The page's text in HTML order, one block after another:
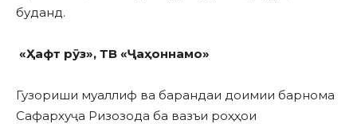
буданд.
«Ҳафт рӯз», ТВ «Ҷаҳоннамо»
Гузориши муаллиф ва барандаи доимии барнома
Сафархуҷа Ризозода ба вазъи роҳҳои